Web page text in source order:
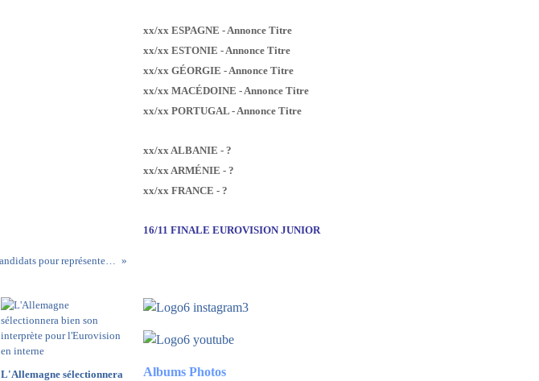
27 interprètes se sont portés candidats pour représenter la Géorgie à Kiev
L'Allemagne sélectionnera
xx/xx ESPAGNE - Annonce Titre
xx/xx ESTONIE - Annonce Titre
xx/xx GÉORGIE - Annonce Titre
xx/xx MACÉDOINE - Annonce Titre
xx/xx PORTUGAL - Annonce Titre
xx/xx ALBANIE - ?
xx/xx ARMÉNIE - ?
xx/xx FRANCE - ?
16/11 FINALE EUROVISION JUNIOR
Albums Photos